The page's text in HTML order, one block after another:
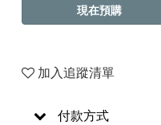
現在預購
加入追蹤清單
付款方式